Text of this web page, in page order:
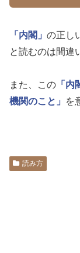
「内閣」 の正し
と読むのは間違
また、この 「内
機関のこと」
を
読み方